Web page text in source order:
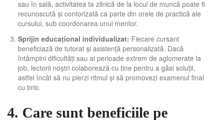
sau în sală, activitatea ta zilnică de la locul de muncă poate fi
recunoscută și contorizată ca parte din orele de practică ale
cursului, sub coordonarea unui mentor.
Sprijin educațional individualizat: Fiecare cursant
beneficiază de tutorat și asistență personalizată. Dacă
întâmpini dificultăți sau ai perioade extrem de aglomerate la
job, lectorii noștri colaborează cu tine pentru a găsi soluții,
astfel încât să nu pierzi ritmul și să promovezi examenul final
cu brio.
4. Care sunt beneficiile pe